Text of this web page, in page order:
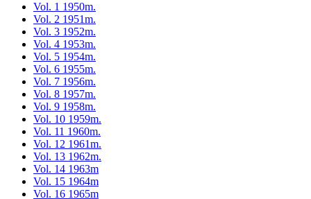
Vol. 1 1950m.
Vol. 2 1951m.
Vol. 3 1952m.
Vol. 4 1953m.
Vol. 5 1954m.
Vol. 6 1955m.
Vol. 7 1956m.
Vol. 8 1957m.
Vol. 9 1958m.
Vol. 10 1959m.
Vol. 11 1960m.
Vol. 12 1961m.
Vol. 13 1962m.
Vol. 14 1963m
Vol. 15 1964m
Vol. 16 1965m